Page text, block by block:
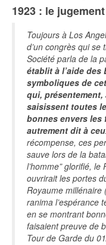
1923 : le
Toujours à Los
d’un congrès qui
Société parla de la
établit à l’aide des
symboliques de
qui, présentement,
saisissent toutes
bonnes envers les
autrement dit à
récompense, ces
sauve lors de la
l’homme” glorifié,
ouvrirait les portes
Royaume millénaire
ranima l’espérance
en se montrant
faisaient preuve de
Tour de Garde du